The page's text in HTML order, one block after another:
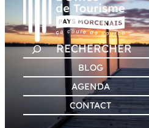
R
C
H
BLOG
AGENDA
CONTACT